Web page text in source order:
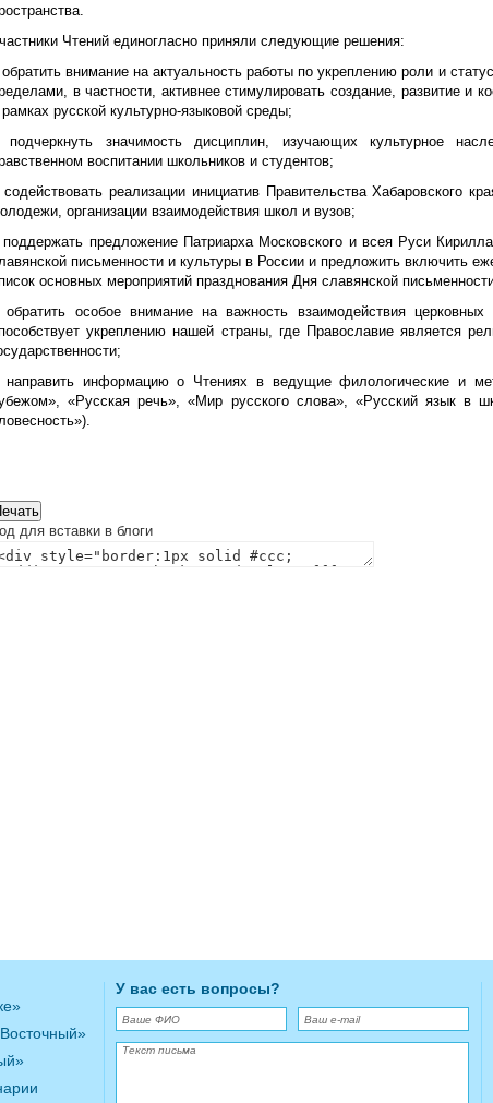
Чтений единогласно приняли следующие решения:
внимание на актуальность работы по укреплению роли и
в частности, активнее стимулировать создание, развитие и
русской культурно-языковой среды;
подчеркнуть значимость дисциплин, изучающих культурное
воспитании школьников и студентов;
реализации инициатив Правительства Хабаровского
организации взаимодействия школ и вузов;
предложение Патриарха Московского и всея Руси
письменности и культуры в России и предложить включить
основных мероприятий празднования Дня славянской
обратить особое внимание на важность взаимодействия церковных
укреплению нашей страны, где Православие является
направить информацию о Чтениях в ведущие филологические и
«Русская речь», «Мир русского слова», «Русский язык в
для вставки в блоги
У вас есть вопросы?